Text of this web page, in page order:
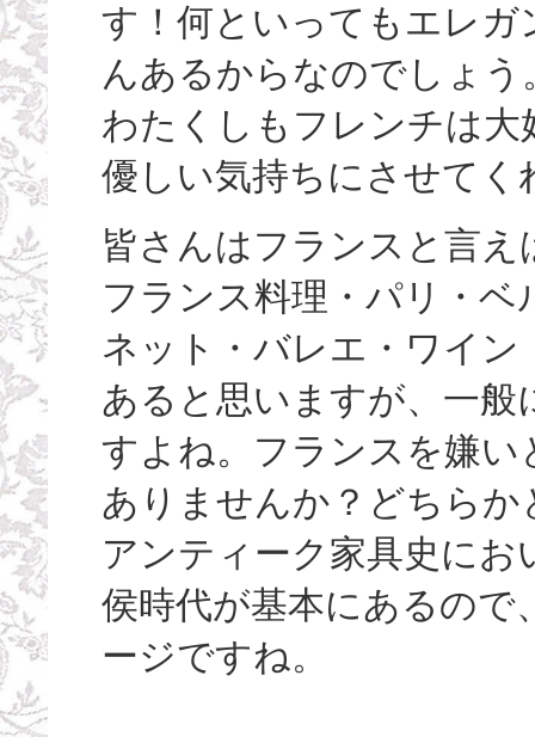
す！何といってもエレ
んあるからなのでしょう
わたくしもフレンチは
優しい気持ちにさせて
皆さんはフランスと言
フランス料理・パリ・
ネット・バレエ・ワイ
あると思いますが、一
すよね。フランスを嫌
ありませんか？どちら
アンティーク家具史に
侯時代が基本にあるので
ージですね。